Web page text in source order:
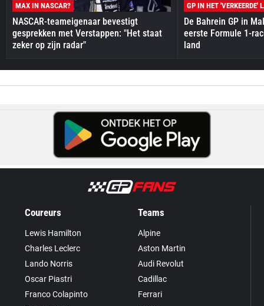
MAX IN NASCAR?
NASCAR-teameigenaar bevestigt
gesprekken met Verstappen: "Het staat
zeker op zijn radar"
GP IN HET 'VERKEERDE'
De Bahrein GP in
eerste Formule 1-
land
Coureurs
Lewis Hamilton
Charles Leclerc
Lando Norris
Oscar Piastri
Franco Colapinto
Teams
Alpine
Aston Martin
Audi Revolut
Cadillac
Ferrari